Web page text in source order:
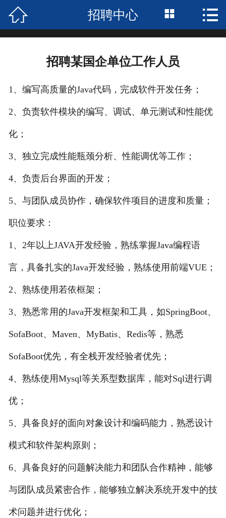
首页
关于我们
服务项目
招聘中心
合作案例
 招聘中心  
招聘某国企单位工作人员
1、编写高质量的Java代码，完成软件开发任务；
2、负责软件模块的编写、调试、单元测试和性能优
化；
3、独立完成性能瓶颈分析、性能调优等工作；
4、负责后台界面的开发；
5、与团队成员协作，确保软件项目的进度和质量；
职位要求：
1、2年以上JAVA开发经验，熟练掌握Java编程语
言，具备扎实的Java开发经验，熟练使用前端VUE；
2、熟练使用若依框架；
3、熟悉常用的Java开发框架和工具，如SpringBoot、
SofaBoot、Maven、MyBatis、Redis等，熟悉
SofaBoot优先，有全栈开发经验者优先；
4、熟练使用Mysql等关系型数据库，能对Sql进行调
优；
5、具备良好的面向对象设计和编码能力，熟悉设计
模式和软件架构原则；
6、具备良好的问题解决能力和团队合作精神，能够
与团队成员紧密合作，能够独立解决系统开发中的技
术问题并进行优化；